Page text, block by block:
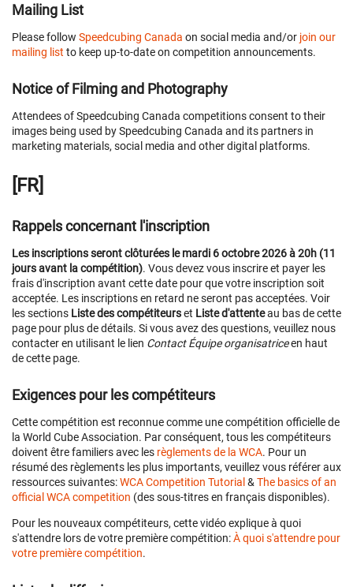
Mailing List
Please follow Speedcubing Canada on social media and/or join our
mailing list to keep up-to-date on competition announcements.
Notice of Filming and Photography
Attendees of Speedcubing Canada competitions consent to their
images being used by Speedcubing Canada and its partners in
marketing materials, social media and other digital platforms.
[FR]
Rappels concernant l'inscription
Les inscriptions seront clôturées le mardi 6 octobre 2026 à 20h (11
jours avant la compétition). Vous devez vous inscrire et payer les
frais d'inscription avant cette date pour que votre inscription soit
acceptée. Les inscriptions en retard ne seront pas acceptées. Voir
les sections Liste des compétiteurset Liste d'attenteau bas de cette
page pour plus de détails. Si vous avez des questions, veuillez nous
contacter en utilisant le lien Contact Équipe organisatriceen haut
de cette page.
Exigences pour les compétiteurs
Cette compétition est reconnue comme une compétition officielle de
la World Cube Association. Par conséquent, tous les compétiteurs
doivent être familiers avec les règlements de la WCA. Pour un
résumé des règlements les plus importants, veuillez vous référer aux
ressources suivantes:WCA Competition Tutorial &The basics of an
official WCA competition (des sous-titres en français disponibles).
Pour les nouveaux compétiteurs, cette vidéo explique à quoi
s'attendre lors de votre première compétition:À quoi s'attendre pour
votre première compétition.